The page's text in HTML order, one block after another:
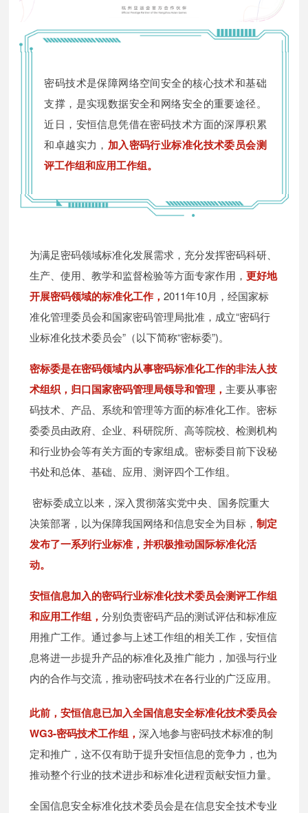
密码技术是保障网络空间安全的核心技术和基础
支撑，是实现数据安全和网络安全的重要途径。
近日，安恒信息凭借在密码技术方面的深厚积累
和卓越实力， 加入密码行业标准化技术委员会测
评工作组和应用工作组。
为满足密码领域标准化发展需求，充分发挥密码科研、
生产、使用、教学和监督检验等方面专家作用，更好地
开展密码领域的标准化工作，2011年10月，经国家标
准化管理委员会和国家密码管理局批准，成立“密码行
业标准化技术委员会”（以下简称“密标委”)。
密标委是在密码领域内从事密码标准化工作的非法人技
术组织，归口国家密码管理局领导和管理， 主要从事密
码技术、产品、系统和管理等方面的标准化工作。密标
委委员由政府、企业、科研院所、高等院校、检测机构
和行业协会等有关方面的专家组成。密标委目前下设秘
书处和总体、基础、应用、测评四个工作组。
密标委成立以来，深入贯彻落实党中央、国务院重大
决策部署，以为保障我国网络和信息安全为目标，制定
发布了一系列行业标准，并积极推动国际标准化活
动。
安恒信息加入的密码行业标准化技术委员会测评工作组
和应用工作组，分别负责密码产品的测试评估和标准应
用推广工作。通过参与上述工作组的相关工作，安恒信
息将进一步提升产品的标准化及推广能力，加强与行业
内的合作与交流，推动密码技术在各行业的广泛应用。
此前，安恒信息已加入全国信息安全标准化技术委员会
WG3-密码技术工作组，深入地参与密码技术标准的制
定和推广，这不仅有助于提升安恒信息的竞争力，也为
推动整个行业的技术进步和标准化进程贡献安恒力量。
全国信息安全标准化技术委员会是在信息安全技术专业